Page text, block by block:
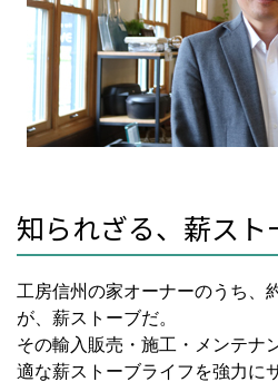
知られざる、薪スト
工房信州の家オーナーのうち、
が、薪ストーブだ。
その輸入販売・施工・メンテナ
適な薪ストーブライフを強力に